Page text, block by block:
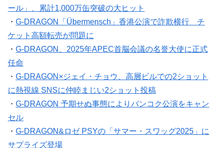
ール」、累計1,000万缶突破の大ヒット
・ G-DRAGON「Übermensch」香港公演で詐欺横行 チ
ケット高額転売が問題に
・ G-DRAGON、2025年APEC首脳会議の名誉大使に正式
任命
・ G-DRAGON×ジェイ・チョウ、高層ビルでの2ショット
に熱視線 SNSに仲睦まじい2ショット投稿
・ G-DRAGON 予期せぬ事態によりバンコク公演をキャン
セル
・ G-DRAGON&ロゼ PSYの「サマー・スワッグ2025」に
サプライズ登場